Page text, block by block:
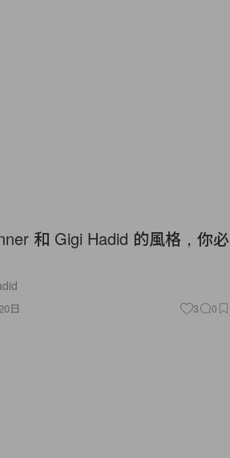
和 Gigi Hadid 的風格，你必
日 3 0